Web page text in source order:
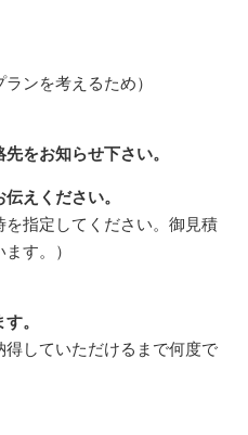
ンを考えるため）
をお知らせ下さい。
えください。
を指定してください。御見積
す。）
。
得していただけるまで何度で